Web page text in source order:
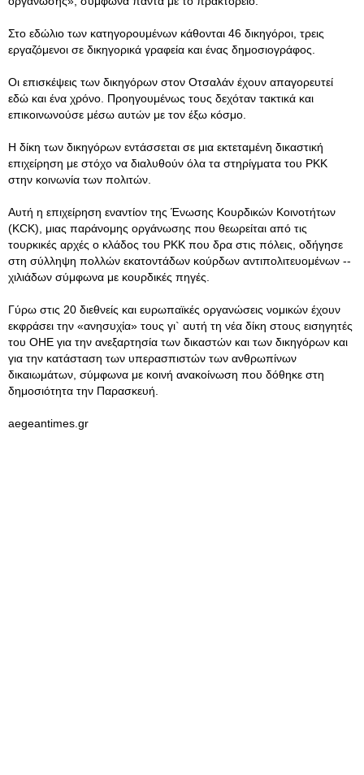
Στο εδώλιο των κατηγορουμένων κάθονται 46 δικηγόροι, τρεις
εργαζόμενοι σε δικηγορικά γραφεία και ένας δημοσιογράφος.
Οι επισκέψεις των δικηγόρων στον Οτσαλάν έχουν απαγορευτεί
εδώ και ένα χρόνο. Προηγουμένως τους δεχόταν τακτικά και
επικοινωνούσε μέσω αυτών με τον έξω κόσμο.
Η δίκη των δικηγόρων εντάσσεται σε μια εκτεταμένη δικαστική
επιχείρηση με στόχο να διαλυθούν όλα τα στηρίγματα του PKK
στην κοινωνία των πολιτών.
Αυτή η επιχείρηση εναντίον της Ένωσης Κουρδικών Κοινοτήτων
(KCK), μιας παράνομης οργάνωσης που θεωρείται από τις
τουρκικές αρχές ο κλάδος του PKK που δρα στις πόλεις, οδήγησε
στη σύλληψη πολλών εκατοντάδων κούρδων αντιπολιτευομένων --
χιλιάδων σύμφωνα με κουρδικές πηγές.
Γύρω στις 20 διεθνείς και ευρωπαϊκές οργανώσεις νομικών έχουν
εκφράσει την «ανησυχία» τους γι` αυτή τη νέα δίκη στους εισηγητές
του ΟΗΕ για την ανεξαρτησία των δικαστών και των δικηγόρων και
για την κατάσταση των υπερασπιστών των ανθρωπίνων
δικαιωμάτων, σύμφωνα με κοινή ανακοίνωση που δόθηκε στη
δημοσιότητα την Παρασκευή.
aegeantimes.gr